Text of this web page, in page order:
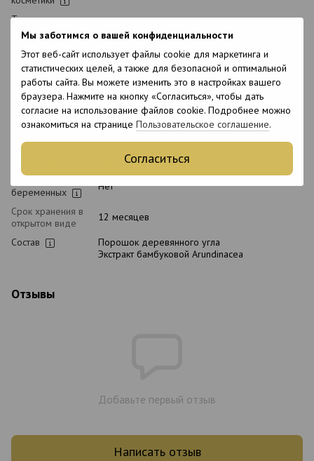
Мы заботимся о вашей конфиденциальности
Этот веб-сайт использует файлы cookie для маркетинга и
статистических целей, а также для безопасной и оптимальной
работы сайта. Вы можете изменить это в настройках вашего
браузера. Нажмите на кнопку «Согласиться», чтобы дать
согласие на использование файлов cookie. Подробнее можно
ознакомиться на странице Пользовательское соглашение.
Согласиться
Тип домашнего
ухода
Время
применения
Универсальный
Тип волос
Все типы волос, Окрашенные, Блонд,
Осветленные
Тип кожи
головы
Все типы кожи
Назначение
Для блеска, Тонирование
беременных
Нет
Срок хранения в
открытом виде
12 месяцев
Состав
Порошок деревянного угла
Экстракт бамбуковой Arundinacea
Отзывы
Добавьте первый отзыв
Написать отзыв